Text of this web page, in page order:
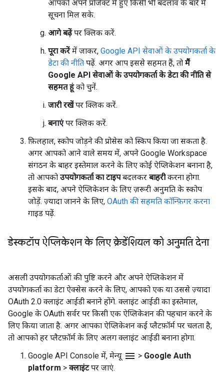
आपको अपने प्रोजेक्ट में हुए किसी भी बदलाव के बारे में
सूचना मिल सके.
आगे बढ़ेंपर क्लिक करें.
पूरा करेंमें जाकर, Google API सेवाओं के उपयोगकर्ता के
डेटा की नीति पढ़ें. अगर आप इससे सहमत हैं, तो मैं
Google API सेवाओं के उपयोगकर्ता के डेटा की नीति से
सहमत हूंको चुनें.
जारी रखेंपर क्लिक करें.
बनाएंपर क्लिक करें.
फ़िलहाल, स्कोप जोड़ने की प्रोसेस को स्किप किया जा सकता है.
अगर आपको आने वाले समय में, अपने Google Workspace
संगठन के बाहर इस्तेमाल करने के लिए कोई ऐप्लिकेशन बनाना है,
तो आपको उपयोगकर्ता का टाइपबदलकर बाहरीकरना होगा.
इसके बाद, अपने ऐप्लिकेशन के लिए ज़रूरी अनुमति के स्कोप
जोड़ें. ज़्यादा जानने के लिए, OAuth की सहमति कॉन्फ़िगर करना
गाइड पढ़ें.
डेस्कटॉप ऐप्लिकेशन के लिए क्रेडेंशियल को अनुमति देना
असली उपयोगकर्ताओं की पुष्टि करने और अपने ऐप्लिकेशन में
उपयोगकर्ता का डेटा ऐक्सेस करने के लिए, आपको एक या उससे ज़्यादा
OAuth 2.0 क्लाइंट आईडी बनाने होंगे. क्लाइंट आईडी का इस्तेमाल,
Google के OAuth सर्वर पर किसी एक ऐप्लिकेशन की पहचान करने के
लिए किया जाता है. अगर आपका ऐप्लिकेशन कई प्लैटफ़ॉर्म पर चलता है,
तो आपको हर प्लैटफ़ॉर्म के लिए अलग क्लाइंट आईडी बनाना होगा.
Google API Console में, मेन्यू menu > Google Auth
platform > क्लाइंटपर जाएं.